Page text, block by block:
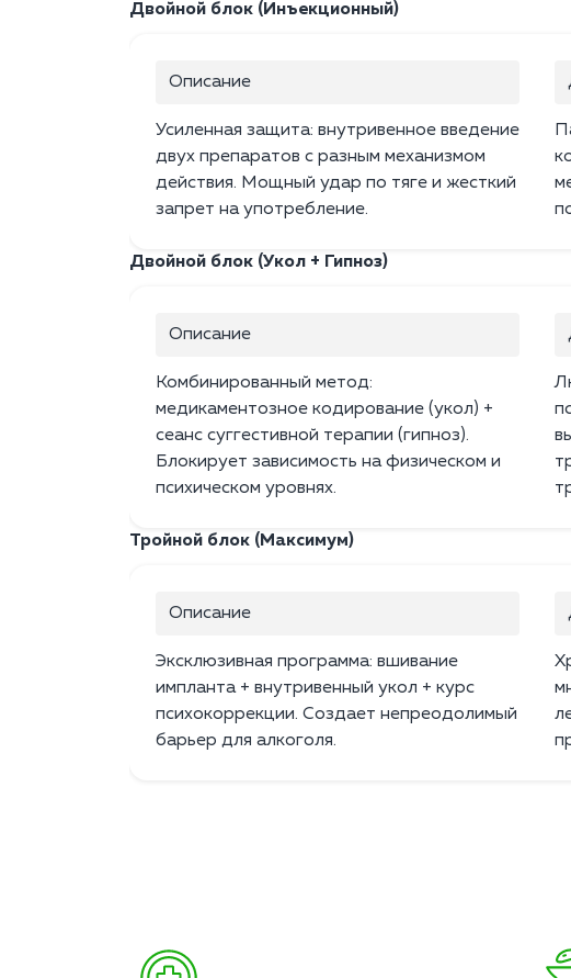
Двойной блок (Инъекционный)
Описание
Усиленная защита: внутривенное введение
двух препаратов с разным механизмом
действия. Мощный удар по тяге и жесткий
запрет на употребление.
Двойной блок (Укол + Гипноз)
Описание
Комбинированный метод:
медикаментозное кодирование (укол) +
сеанс суггестивной терапии (гипноз).
Блокирует зависимость на физическом и
психическом уровнях.
Тройной блок (Максимум)
Описание
Эксклюзивная программа: вшивание
импланта + внутривенный укол + курс
психокоррекции. Создает непреодолимый
барьер для алкоголя.